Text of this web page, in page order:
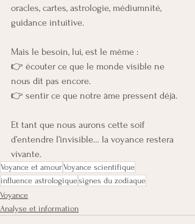
oracles, cartes, astrologie, médiumnité,
guidance intuitive.
Mais le besoin, lui, est le même :
👉 écouter ce que le monde visible ne
nous dit pas encore.
👉 sentir ce que notre âme pressent déjà.
Et tant que nous aurons cette soif
d’entendre l’invisible… la voyance restera
vivante.
Voyance et amourVoyance scientifique
influence astrologiquesignes du zodiaque
Voyance
Analyse et information